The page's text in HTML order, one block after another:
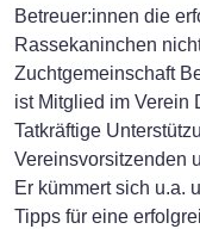
Betreuer:innen die
Rassekaninchen
Zuchtgemeinschaft
ist Mitglied im Verein
Tatkräftige
Vereinsvorsitzenden
Er kümmert sich u.a.
Tipps für eine